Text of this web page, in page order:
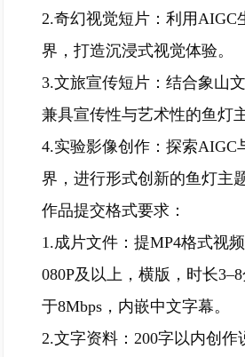
2.奇幻视觉短片：利用AIGC
界，打造沉浸式视觉体验。
3.文旅宣传短片：结合象山
兼具宣传性与艺术性的鱼灯
4.实验影像创作：探索AIGC
界，进行形式创新的鱼灯主
作品提交格式要求：
1.成片文件：提MP4格式视
080P及以上，横版，时长
于8Mbps，内嵌中文字幕。
2.文字资料：200字以内创作